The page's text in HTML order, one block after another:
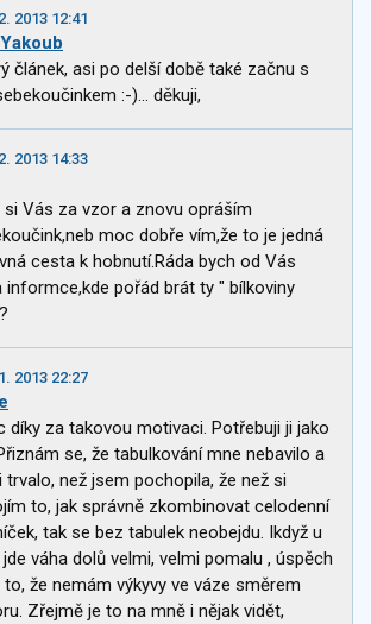
2013 12:41
článek, asi po delší době také začnu s
:-)... děkuji,
2013 14:33
si Vás za vzor a znovu opráším
moc dobře vím,že to je jedná
cesta k hobnutí.Ráda bych od Vás
informce,kde pořád brát ty " bílkoviny
2013 22:27
díky za takovou motivaci. Potřebuji ji jako
se, že tabulkování mne nebavilo a
trvalo, než jsem pochopila, že než si
to, jak správně zkombinovat celodenní
tak se bez tabulek neobejdu. Ikdyž u
váha dolů velmi, velmi pomalu , úspěch
to, že nemám výkyvy ve váze směrem
Zřejmě je to na mně i nějak vidět,